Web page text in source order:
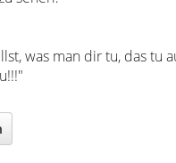
was man dir tu, das tu